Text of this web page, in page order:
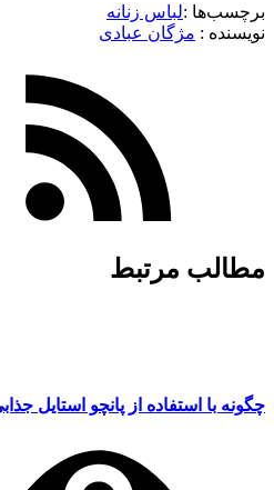
برچسب‌ها :لباس زنانه
نویسنده :‌ مژگان عبادی
مطالب مرتبط
چگونه با استفاده از پانچو استایل